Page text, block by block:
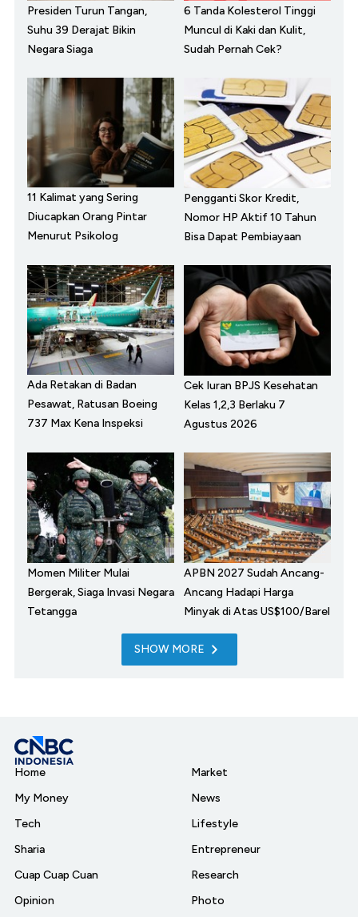
Presiden Turun Tangan,
Suhu 39 Derajat Bikin
Negara Siaga
6 Tanda Kolesterol Tinggi
Muncul di Kaki dan Kulit,
Sudah Pernah Cek?
11 Kalimat yang Sering
Diucapkan Orang Pintar
Menurut Psikolog
Pengganti Skor Kredit,
Nomor HP Aktif 10 Tahun
Bisa Dapat Pembiayaan
Ada Retakan di Badan
Pesawat, Ratusan Boeing
737 Max Kena Inspeksi
Cek Iuran BPJS Kesehatan
Kelas 1,2,3 Berlaku 7
Agustus 2026
Momen Militer Mulai
Bergerak, Siaga Invasi Negara
Tetangga
APBN 2027 Sudah Ancang-
Ancang Hadapi Harga
Minyak di Atas US$100/Barel
SHOW MORE
Home
My Money
Tech
Sharia
Cuap Cuap Cuan
Opinion
Market
News
Lifestyle
Entrepreneur
Research
Photo